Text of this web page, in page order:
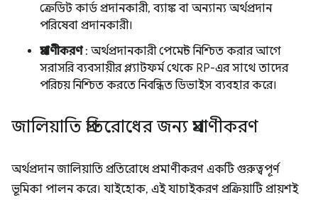
ক্রেডিট কার্ড প্রদানকারী, ব্যাঙ্ক বা অন্যান্য অর্থপ্রদান
পরিষেবা প্রদানকারী।
প্রমাণীকরণ: অর্থপ্রদানকারী পেমেন্ট নিশ্চিত করার আগে
সরাসরি ব্যবসায়ীর প্ল্যাটফর্ম থেকে RP-এর সাথে তাদের
পরিচয় নিশ্চিত করতে নিবন্ধিত ডিভাইস ব্যবহার করে।
জালিয়াতি প্রতিরোধের জন্য প্রমাণীকরণ
অর্থপ্রদান জালিয়াতি প্রতিরোধে প্রমাণীকরণ একটি গুরুত্বপূর্ণ
ভূমিকা পালন করে। যাইহোক, এই যাচাইকরণ প্রক্রিয়াটি প্রায়শই